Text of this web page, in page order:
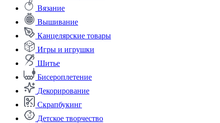
Вязание
Вышивание
Канцелярские товары
Игры и игрушки
Шитье
Бисероплетение
Декорирование
Скрапбукинг
Детское творчество